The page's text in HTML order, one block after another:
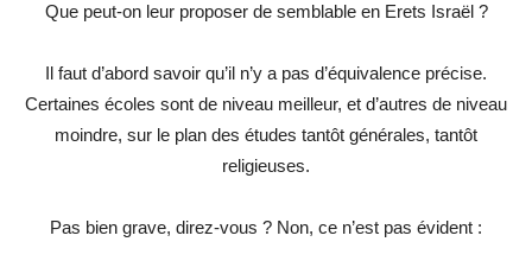
Que peut-on leur proposer de semblable en Erets Israël ?
Il faut d’abord savoir qu’il n’y a pas d’équivalence précise.
Certaines écoles sont de niveau meilleur, et d’autres de niveau
moindre, sur le plan des études tantôt générales, tantôt
religieuses.
Pas bien grave, direz-vous ? Non, ce n’est pas évident :